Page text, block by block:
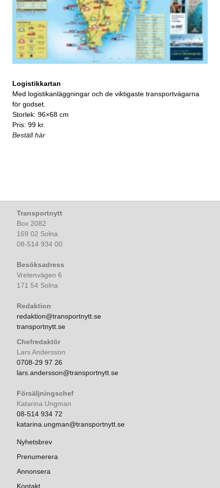
Logistikkartan
Med logistikanläggningar och de viktigaste transportvägarna
för godset.
Storlek: 96×68 cm
Pris: 99 kr.
Beställ här
Transportnytt
Box 2082
169 02 Solna
08-514 934 00
Besöksadress
Vretenvägen 6
171 54 Solna
Redaktion
redaktion@transportnytt.se
transportnytt.se
Chefredaktör
Lars Andersson
0708-29 97 26
lars.andersson@transportnytt.se
Försäljningschef
Katarina Ungman
08-514 934 72
katarina.ungman@transportnytt.se
Nyhetsbrev
Prenumerera
Annonsera
Kontakt